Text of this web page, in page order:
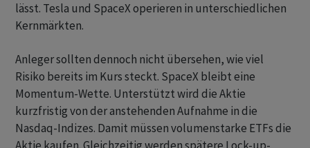
lässt. Tesla und SpaceX operieren in unterschiedlichen
Kernmärkten.
Anleger sollten dennoch nicht übersehen, wie viel
Risiko bereits im Kurs steckt. SpaceX bleibt eine
Momentum-Wette. Unterstützt wird die Aktie
kurzfristig von der anstehenden Aufnahme in die
Nasdaq-Indizes. Damit müssen volumenstarke ETFs die